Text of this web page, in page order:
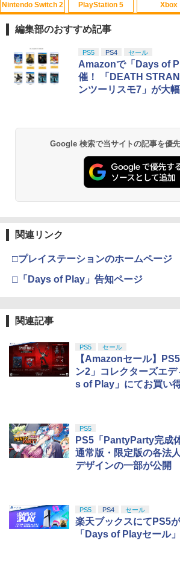
1
PS5 スティックカバ
交換用 スティックキ
ローラー / PS5 コン
辺機器 ホコリ防止
ップ 取付簡単
対応 ブラック 2個入
￥630
【中古】 ELDEN
￥4,961
ーター コントローラ
PS5 XBOX Elite コ
ch PC X-input 対応
4
【中古】[PS5] 仁王
クモゲームス
￥5,050
5
【中古】[PS5] 亰都
(おうかげんぶ) 通常
0260716)
1
【中古】アサシン
ラッグ - PS3
【中古】鬼滅の刃 ヒ
ノコエアホッケー
5
ペルソナ5 ザ・ロイ
ぶ ぬいぐるみマス
ンク1
￥2,200
1
【中古】【Blu−ray
デミア Vol．3 / 長崎
￥1,183
【送料無料】劇場版
y】/アニメーション
4
【送料無料】私がビ
5
イノセンス【4K
宗 ]
Nintendo Switch 2
1
スプラトゥーン レイ
コード版
￥5,832
スプラトゥーン レ
ニンテンドープリペ
ンラインコード版
PlayStation 5
1
PlayStation 5 デジ
日本語専用
ese only (CFI-
￥55,000
Beast of
プロダクトコード 封
￥7,286
￥11,849
￥10,737
【純正品】
Xbox
1
Xbox プリペイドカ
タルコード 【旧
[オンラインコード]
￥10,000
Xbox プリペイドカ
ルコード 【旧 Xbox
ンラインコード]
￥1,000
￥8,300
￥5,000
【純正品】Xbox ワ
1
劇場版「鬼滅の刃」
窩座再来 通常版
￥3,964
劇場版「鬼滅の刃」
窩座再来 通常版
￥3,523
￥8,698
￥8,589
窩座再来 完全生産
編集部のおすすめ記事
PS5 PS4 セール
Amazonで「Days of
催！ 「DEATH
ンツーリスモ7」が大
Google 検索で当サイトの記事を優
関連リンク
□プレイステーションのホームページ
□「Days of Play」告知ページ
関連記事
PS5 セール
【Amazonセール】
ン2」コレクターズエ
s of Play」にてお買い
PS5
PS5「PantyParty完成
通常版・限定版の各法
デザインの一部が公開
PS5 PS4 セール
楽天ブックスにてPS5
「Days of Playセール